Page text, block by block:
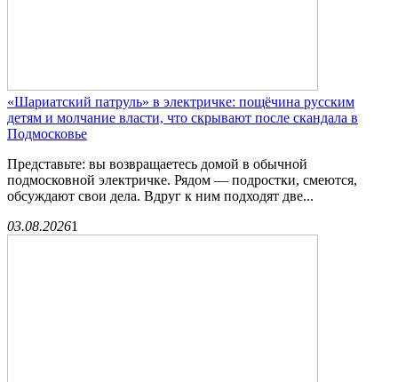
«Шариатский патруль» в электричке: пощёчина русским
детям и молчание власти, что скрывают после скандала в
Подмосковье
Представьте: вы возвращаетесь домой в обычной
подмосковной электричке. Рядом — подростки, смеются,
обсуждают свои дела. Вдруг к ним подходят две...
03.08.20261